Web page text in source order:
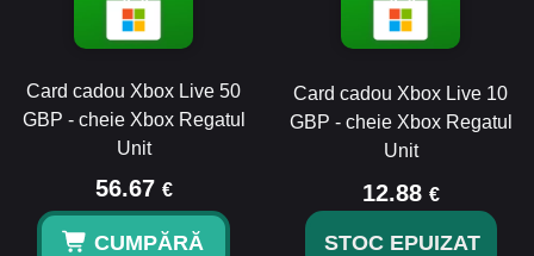
Card cadou Xbox Live 50
GBP - cheie Xbox Regatul
Unit
56.67 €
CUMPĂRĂ
Card cadou Xbox Live 10
GBP - cheie Xbox Regatul
Unit
12.88 €
STOC EPUIZAT